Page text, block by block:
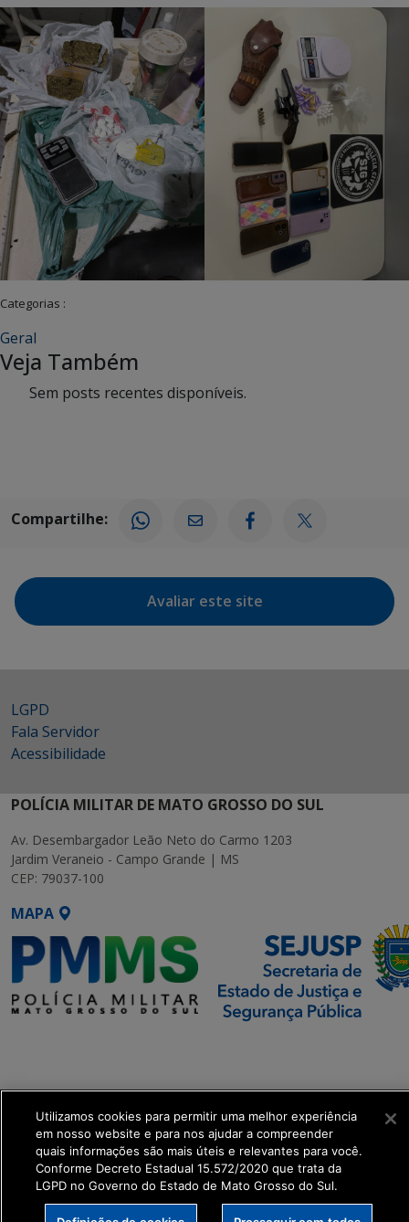
Categorias :
Geral
Veja Também
Sem posts recentes disponíveis.
Compartilhe:
Avaliar este site
LGPD
Fala Servidor
Acessibilidade
POLÍCIA MILITAR DE MATO GROSSO DO SUL
Av. Desembargador Leão Neto do Carmo 1203
Jardim Veraneio - Campo Grande | MS
CEP: 79037-100
MAPA
Utilizamos cookies para permitir uma melhor experiência
em nosso website e para nos ajudar a compreender
quais informações são mais úteis e relevantes para você.
Conforme Decreto Estadual 15.572/2020 que trata da
LGPD no Governo do Estado de Mato Grosso do Sul.